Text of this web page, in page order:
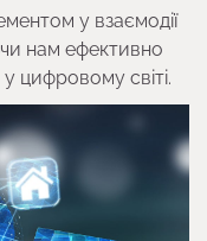
у взаємодії
нам ефективно
цифровому світі.